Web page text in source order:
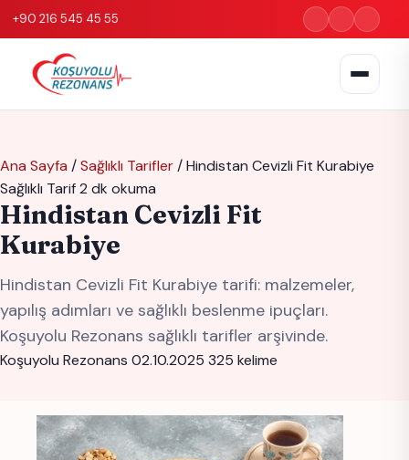
+90 216 545 45 55
Ana Sayfa /Sağlıklı Tarifler/Hindistan Cevizli Fit Kurabiye
Sağlıklı Tarif2 dk okuma
Hindistan Cevizli Fit
Kurabiye
Hindistan Cevizli Fit Kurabiye tarifi: malzemeler,
yapılış adımları ve sağlıklı beslenme ipuçları.
Koşuyolu Rezonans sağlıklı tarifler arşivinde.
Koşuyolu Rezonans 02.10.2025 325 kelime